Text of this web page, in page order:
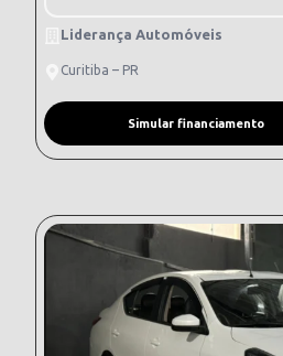
Liderança Automóveis
Curitiba – PR
Simular financiamento